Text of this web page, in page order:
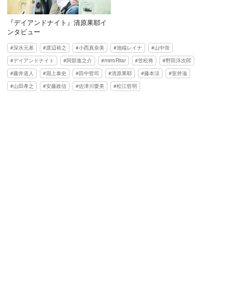
『デイアンドナイト』清原果耶イ
ンタビュー
深水元基 渡辺裕之 小西真奈美 池端レイナ
山中崇
デイアンドナイト
阿部進之介 mirroRliar 笠松将
野田洋次郎
藤井道人
淵上泰史 田中哲司 清原果耶 藤本涼
室井滋
山田孝之
安藤政信 佐津川愛美 松江哲明